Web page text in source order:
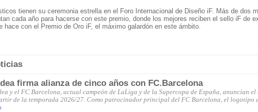
tienen su ceremonia estrella en el Foro Internacional de Diseño iF. Más de dos
cada año para hacerse con este premio, donde los mejores reciben el sello iF de
hace con el Premio de Oro iF, el máximo galardón en este ámbito.
firma alianza de cinco años con FC.Barcelona
y el FC Barcelona, actual campeón de LaLiga y de la Supercopa de España, anuncian
de la temporada 2026/27. Como patrocinador principal del FC Barcelona, el logotipo